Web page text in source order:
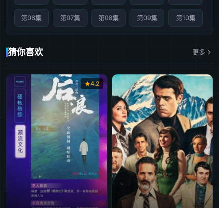
第06集 第07集 第08集 第09集 第10集
猜你喜欢 更多
4.2